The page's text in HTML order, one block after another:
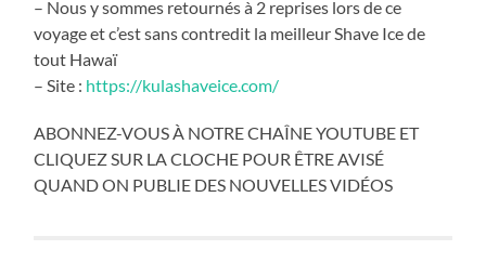
– Nous y sommes retournés à 2 reprises lors de ce
voyage et c’est sans contredit la meilleur Shave Ice de
tout Hawaï
– Site : https://kulashaveice.com/
ABONNEZ-VOUS À NOTRE CHAÎNE YOUTUBE ET
CLIQUEZ SUR LA CLOCHE POUR ÊTRE AVISÉ
QUAND ON PUBLIE DES NOUVELLES VIDÉOS